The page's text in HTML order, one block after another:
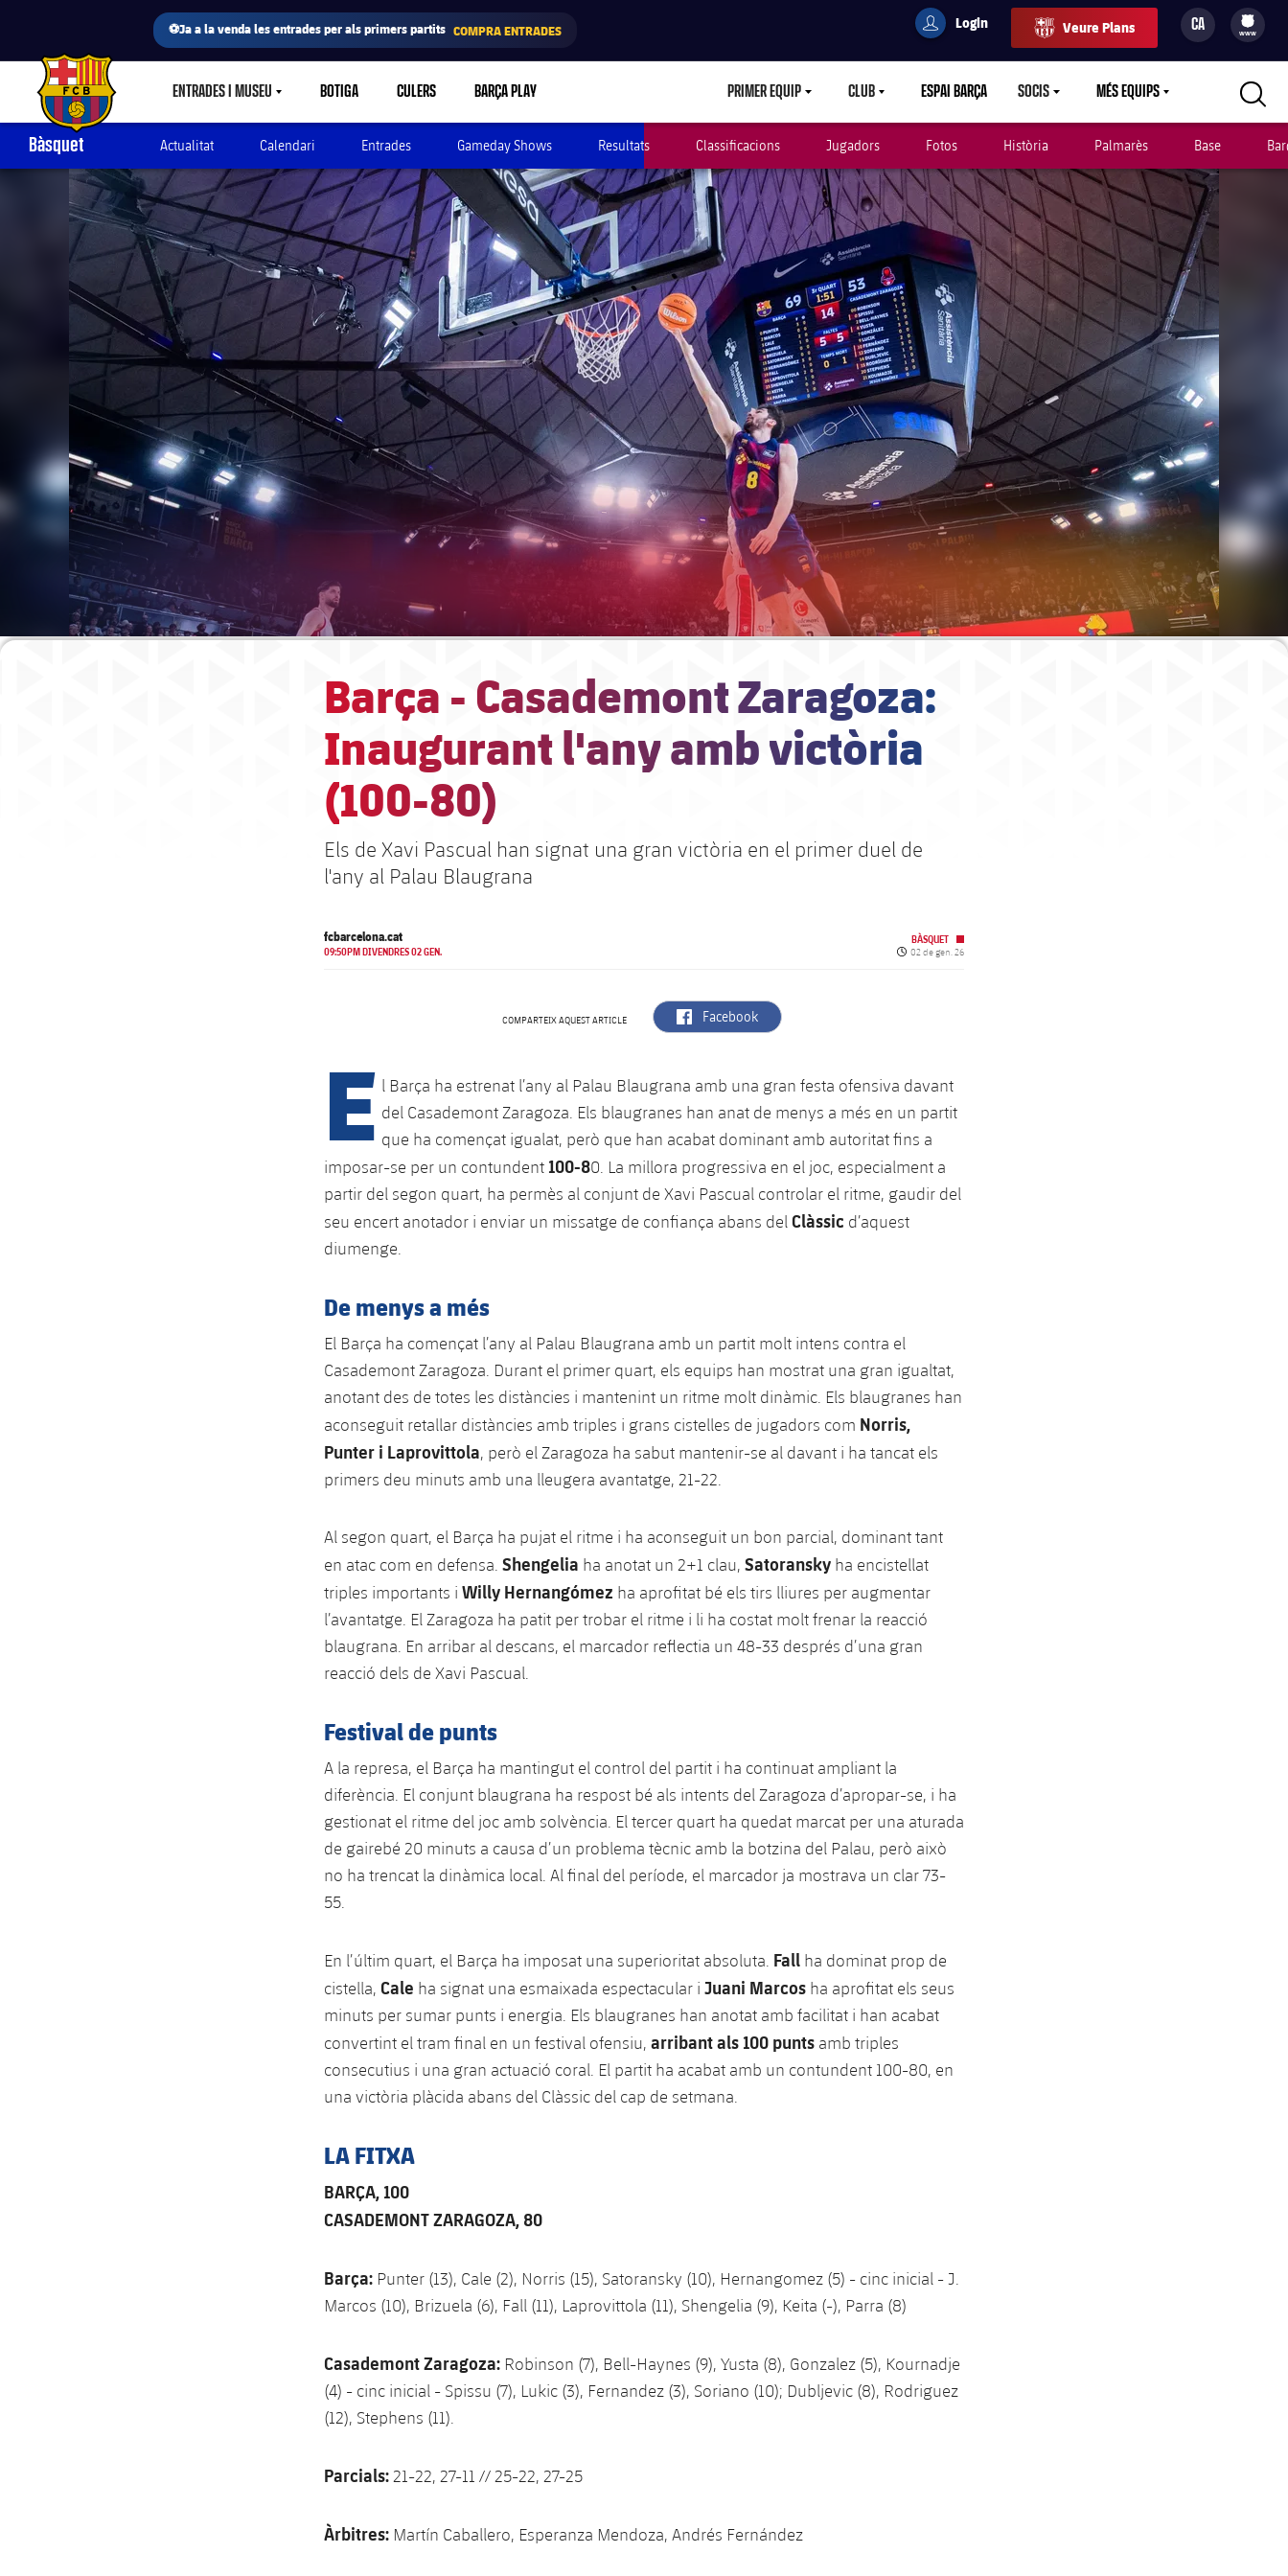
⚽Ja a la venda les entrades per als primers partits COMPRA ENTRADES userCulers
Login Veure Plans CA
filled-badge
www
FC Barcelona club badge ENTRADES I MUSEULABEL.SHARE.CARETDOWN
BOTIGA CULERS BARÇA PLAY PRIMER EQUIPLABEL.ARIA.CARETDOWN
CLUBLABEL.ARIA.CARETDOWN
ESPAI BARÇA SOCISLABEL.ARIA.CARETDOWN
MÉS EQUIPSLABEL.ARIA.CARETDOWN
Bàsquet Actualitat Calendari Entrades Gameday Shows Resultats Classificacions Jugadors Fotos Història Palmarès Base
Barça - Casademont Zaragoza:
Inaugurant l'any amb victòria
(100-80)
Els de Xavi Pascual han signat una gran victòria en el primer duel de
l'any al Palau Blaugrana
fcbarcelona.cat
09:50PM DIVENDRES 02 GEN.
BÀSQUET
Data de publicació
02 de gen. 26
COMPARTEIX AQUEST ARTICLE label.aria.facebook
Facebook
E l Barça ha estrenat l’any al Palau Blaugrana amb una gran festa ofensiva davant
del Casademont Zaragoza. Els blaugranes han anat de menys a més en un partit
que ha començat igualat, però que han acabat dominant amb autoritat fins a
imposar-se per un contundent 100-80. La millora progressiva en el joc, especialment a
partir del segon quart, ha permès al conjunt de Xavi Pascual controlar el ritme, gaudir del
seu encert anotador i enviar un missatge de confiança abans del Clàssic d’aquest
diumenge.
De menys a més
El Barça ha començat l’any al Palau Blaugrana amb un partit molt intens contra el
Casademont Zaragoza. Durant el primer quart, els equips han mostrat una gran igualtat,
anotant des de totes les distàncies i mantenint un ritme molt dinàmic. Els blaugranes han
aconseguit retallar distàncies amb triples i grans cistelles de jugadors com Norris,
Punter i Laprovittola, però el Zaragoza ha sabut mantenir-se al davant i ha tancat els
primers deu minuts amb una lleugera avantatge, 21-22.
Al segon quart, el Barça ha pujat el ritme i ha aconseguit un bon parcial, dominant tant
en atac com en defensa. Shengelia ha anotat un 2+1 clau, Satoransky ha encistellat
triples importants i Willy Hernangómez ha aprofitat bé els tirs lliures per augmentar
l’avantatge. El Zaragoza ha patit per trobar el ritme i li ha costat molt frenar la reacció
blaugrana. En arribar al descans, el marcador reflectia un 48-33 després d’una gran
reacció dels de Xavi Pascual.
Festival de punts
A la represa, el Barça ha mantingut el control del partit i ha continuat ampliant la
diferència. El conjunt blaugrana ha respost bé als intents del Zaragoza d’apropar-se, i ha
gestionat el ritme del joc amb solvència. El tercer quart ha quedat marcat per una aturada
de gairebé 20 minuts a causa d’un problema tècnic amb la botzina del Palau, però això
no ha trencat la dinàmica local. Al final del període, el marcador ja mostrava un clar 73-
55.
En l’últim quart, el Barça ha imposat una superioritat absoluta. Fall ha dominat prop de
cistella, Cale ha signat una esmaixada espectacular i Juani Marcos ha aprofitat els seus
minuts per sumar punts i energia. Els blaugranes han anotat amb facilitat i han acabat
convertint el tram final en un festival ofensiu, arribant als 100 punts amb triples
consecutius i una gran actuació coral. El partit ha acabat amb un contundent 100-80, en
una victòria plàcida abans del Clàssic del cap de setmana.
LA FITXA
BARÇA, 100
CASADEMONT ZARAGOZA, 80
Barça: Punter (13), Cale (2), Norris (15), Satoransky (10), Hernangomez (5) - cinc inicial - J.
Marcos (10), Brizuela (6), Fall (11), Laprovittola (11), Shengelia (9), Keita (-), Parra (8)
Casademont Zaragoza: Robinson (7), Bell-Haynes (9), Yusta (8), Gonzalez (5), Kournadje
(4) - cinc inicial - Spissu (7), Lukic (3), Fernandez (3), Soriano (10); Dubljevic (8), Rodriguez
(12), Stephens (11).
Parcials:21-22, 27-11 // 25-22, 27-25
Àrbitres: Martín Caballero, Esperanza Mendoza, Andrés Fernández